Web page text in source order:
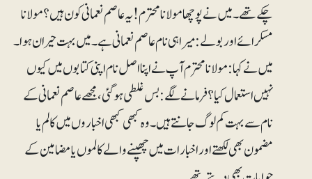
چکے تھے۔ میں نے پوچھا مولانا محترم! یہ عاصم نعمانی کون ہیں؟ مولانا
مسکرائے اوربولے: میرا ہی نام عاصم نعمانی ہے ۔ میں بہت حیران ہوا۔
میں نے کہا: مولانا محترم آپ نے اپنااصل نام اپنی کتابوں میں کیوں
نہیں استعمال کیا؟ فرمانے لگے: بس غلطی ہوگئی، مجھے عاصم نعمانی کے
نام سے بہت کم لوگ جا نتے ہیں۔ وہ کبھی کبھی اخباروں میں کالم یا
مضمون بھی لکھتے اور اخبارات میں چھپنے والے کالموں یا مضامین کے